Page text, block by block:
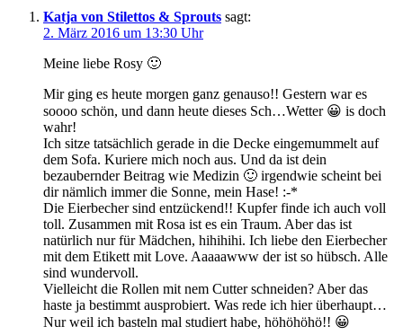
Katja von Stilettos & Sprouts sagt:
2. März 2016 um 13:30 Uhr
Meine liebe Rosy 🙂
Mir ging es heute morgen ganz genauso!! Gestern war es
soooo schön, und dann heute dieses Sch…Wetter 😀 is doch
wahr!
Ich sitze tatsächlich gerade in die Decke eingemummelt auf
dem Sofa. Kuriere mich noch aus. Und da ist dein
bezaubernder Beitrag wie Medizin 🙂 irgendwie scheint bei
dir nämlich immer die Sonne, mein Hase! :-*
Die Eierbecher sind entzückend!! Kupfer finde ich auch voll
toll. Zusammen mit Rosa ist es ein Traum. Aber das ist
natürlich nur für Mädchen, hihihihi. Ich liebe den Eierbecher
mit dem Etikett mit Love. Aaaaawww der ist so hübsch. Alle
sind wundervoll.
Vielleicht die Rollen mit nem Cutter schneiden? Aber das
haste ja bestimmt ausprobiert. Was rede ich hier überhaupt…
Nur weil ich basteln mal studiert habe, höhöhöhö!! 😀